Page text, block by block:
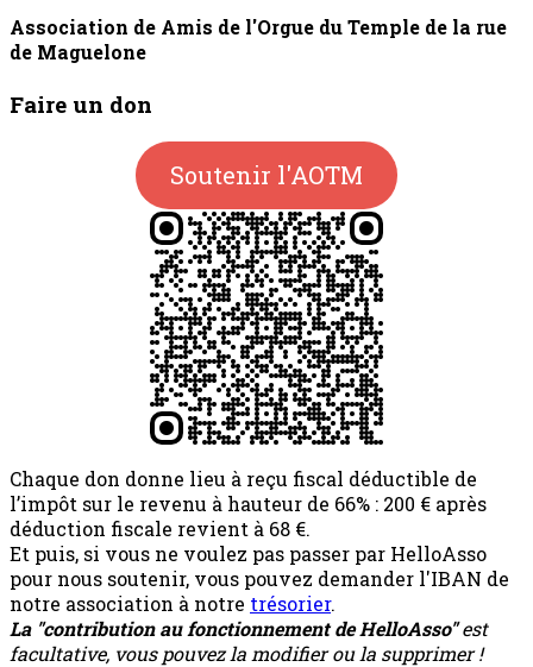
Association de Amis de l'Orgue du Temple de la rue
de Maguelone
Faire un don
Soutenir l'AOTM
Chaque don donne lieu à reçu fiscal déductible de
l’impôt sur le revenu à hauteur de 66% : 200 € après
déduction fiscale revient à 68 €.
Et puis, si vous ne voulez pas passer par HelloAsso
pour nous soutenir, vous pouvez demander l'IBAN de
notre association à notre trésorier.
La "contribution au fonctionnement de HelloAsso"est
facultative, vous pouvez la modifier ou la supprimer !